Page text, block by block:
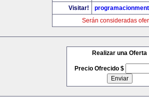
Visitar!
Serán consideradas
Realizar una Oferta
Precio Ofrecido $